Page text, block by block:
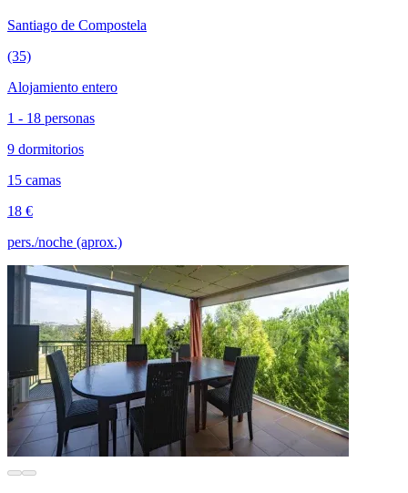
Santiago de Compostela
(35)
Alojamiento entero
1 - 18 personas
9 dormitorios
15 camas
18 €
pers./noche (aprox.)